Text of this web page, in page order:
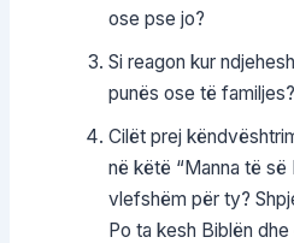
ose pse jo?
Si reagon kur
punës ose të familjes?
Cilët prej
në këtë “Manna të së
vlefshëm për ty?
Po ta kesh Biblën